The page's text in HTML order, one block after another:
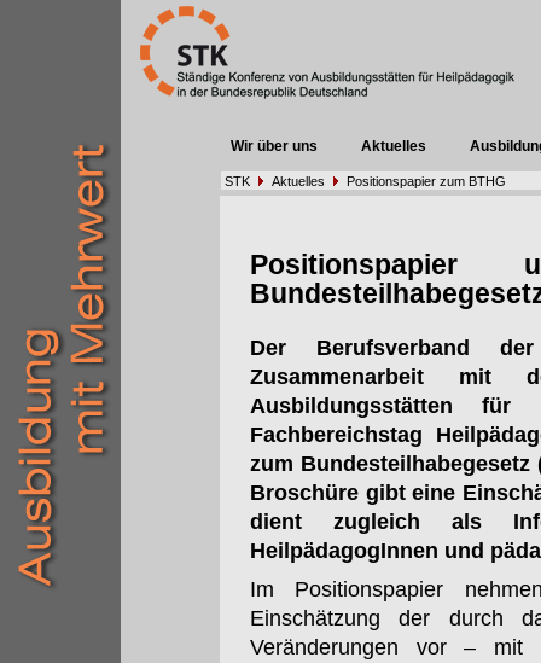
Wir über uns Aktuelles
STK Aktuelles Positionspapier zum BTHG
Der Berufsverband
Zusammenarbeit mit
Ausbildungsstätten
Fachbereichstag
zum
Broschüre gibt eine
dient zugleich als
HeilpädagogInnen und
Im Positionspapier
Einschätzung der durch
Veränderungen vor – mit